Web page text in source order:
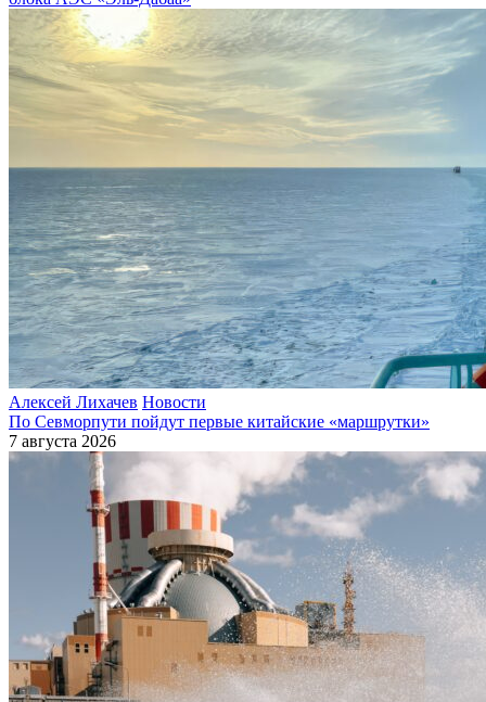
Алексей Лихачев Новости
По Севморпути пойдут первые китайские «маршрутки»
7 августа 2026